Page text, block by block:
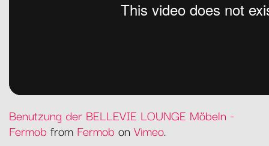
Benutzung der BELLEVIE LOUNGE Möbeln -
Fermob from Fermob on Vimeo.